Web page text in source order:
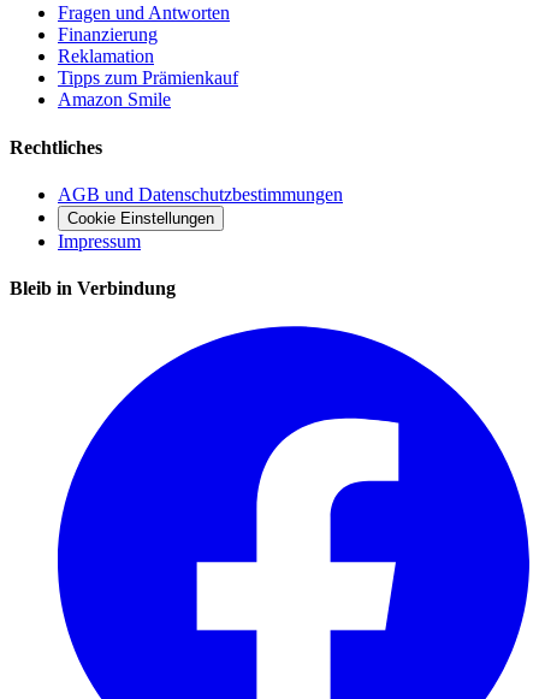
Fragen und Antworten
Finanzierung
Reklamation
Tipps zum Prämienkauf
Amazon Smile
Rechtliches
AGB und Datenschutzbestimmungen
Cookie Einstellungen
Impressum
Bleib in Verbindung